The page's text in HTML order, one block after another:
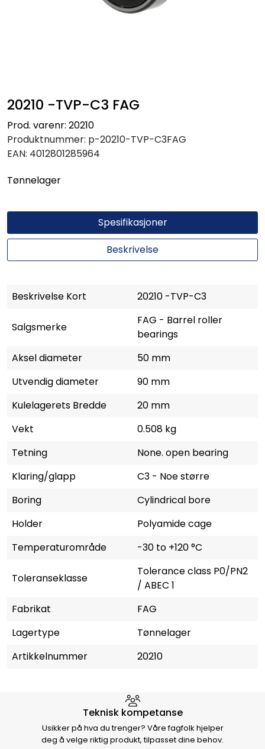
20210 -TVP-C3 FAG
Prod. varenr: 20210
Produktnummer: p-20210-TVP-C3FAG
EAN: 4012801285964
Tønnelager
Spesifikasjoner
Beskrivelse
Beskrivelse Kort 20210 -TVP-C3
Salgsmerke
FAG - Barrel roller
bearings
Aksel diameter
50 mm
Utvendig diameter
90 mm
Kulelagerets Bredde
20 mm
Vekt
0.508 kg
Tetning
None. open bearing
Klaring/glapp
C3 - Noe større
Boring
Cylindrical bore
Holder
Polyamide cage
Temperaturområde
-30 to +120 °C
Toleranseklasse
Tolerance class P0/PN2
/ ABEC 1
Fabrikat
FAG
Lagertype
Tønnelager
Artikkelnummer
20210
Hvorfor velge Storm Halvorsen
Teknisk kompetanse
Usikker på hva du trenger? Våre fagfolk hjelper
deg å velge riktig produkt, tilpasset dine behov.